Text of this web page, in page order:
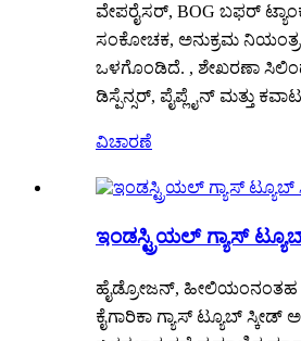
ವೇಪರೈಸರ್, BOG ಬಫರ್
ಸಂಕೋಚಕ, ಅನುಕ್ರಮ
ಒಳಗೊಂಡಿದೆ. , ಶೇಖರಣಾ
ಡಿಸ್ಪೆನ್ಸರ್, ಪೈಪ್ಲೈನ್ ​​ಮತ್ತು
ವಿಚಾರಣೆ
ಇಂಡಸ್ಟ್ರಿಯಲ್ ಗ್ಯಾಸ್
ಹೈಡ್ರೋಜನ್, ಹೀಲಿಯಂನಂತಹ
ಕೈಗಾರಿಕಾ ಗ್ಯಾಸ್ ಟ್ಯೂಬ್ ಸ್ಕೀಡ್